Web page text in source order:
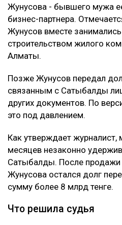
Жунусова - бывшего мужа
бизнес-партнера.
Жунусов вместе
строительством жилого
Алматы.
Позже Жунусов передал
связанным с Сатыбалды
других документов. По
это под давлением.
Как утверждает журналист,
месяцев незаконно
Сатыбалды. После продажи
Жунусова остался долг
сумму более 8 млрд тенге.
Что решила судья